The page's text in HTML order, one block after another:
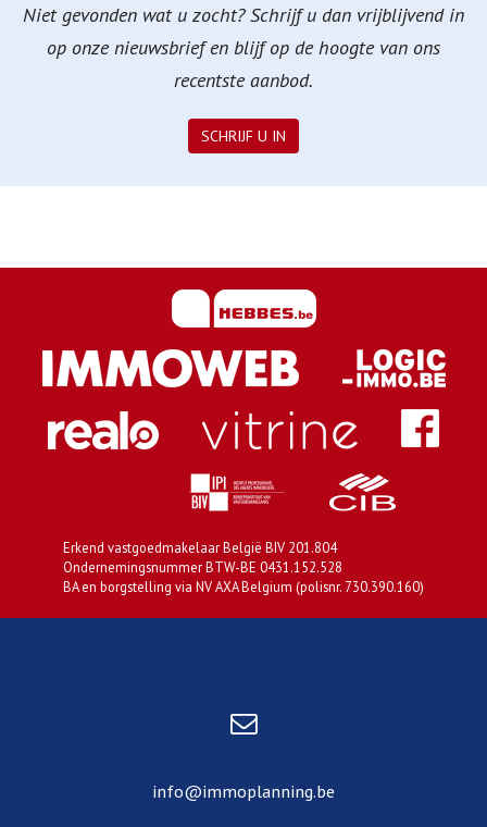
Niet gevonden wat u zocht? Schrijf u dan vrijblijvend in
op onze nieuwsbrief en blijf op de hoogte van ons
recentste aanbod.
SCHRIJF U IN
Erkend vastgoedmakelaar België BIV 201.804
Ondernemingsnummer BTW-BE 0431.152.528
BA en borgstelling via NV AXA Belgium (polisnr. 730.390.160)
info@immoplanning.be